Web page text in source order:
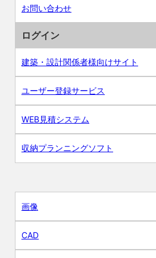
お問い合わせ
ログイン
建築・設計関係者様向けサイト
ユーザー登録サービス
WEB見積システム
収納プランニングソフト
画像
CAD